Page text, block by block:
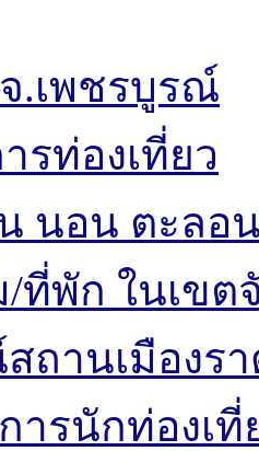
.เพชรบูรณ์
รท่องเที่ยว
นอน ตะลอ
/ที่พัก ในเข
ถานเมืองร
ารนักท่องเที่